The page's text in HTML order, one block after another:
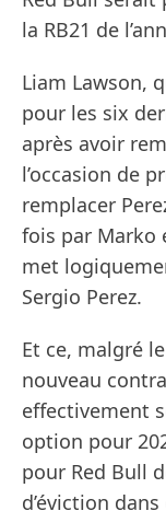
la RB21 de
Liam Lawson,
pour les six
après avoir
l’occasion de
remplacer
fois par Marko
met
Sergio Perez.
Et ce, malgré
nouveau
effectivement
option pour
pour Red Bull
d’éviction